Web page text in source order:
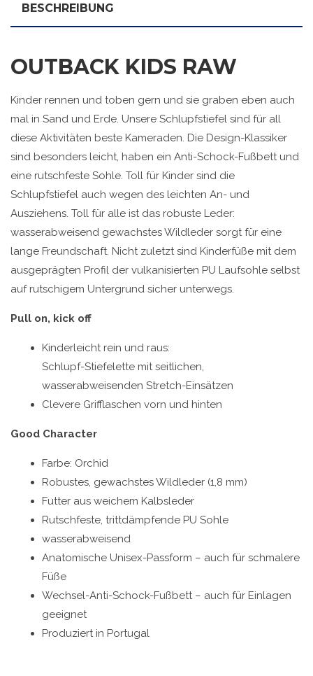
BESCHREIBUNG
OUTBACK KIDS RAW
Kinder rennen und toben gern und sie graben eben auch
mal in Sand und Erde. Unsere Schlupfstiefel sind für all
diese Aktivitäten beste Kameraden. Die Design-Klassiker
sind besonders leicht, haben ein Anti-Schock-Fußbett und
eine rutschfeste Sohle. Toll für Kinder sind die
Schlupfstiefel auch wegen des leichten An- und
Ausziehens. Toll für alle ist das robuste Leder:
wasserabweisend gewachstes Wildleder sorgt für eine
lange Freundschaft. Nicht zuletzt sind Kinderfüße mit dem
ausgeprägten Profil der vulkanisierten PU Laufsohle selbst
auf rutschigem Untergrund sicher unterwegs.
Pull on, kick off
Kinderleicht rein und raus:
Schlupf-Stiefelette mit seitlichen,
wasserabweisenden Stretch-Einsätzen
Clevere Grifflaschen vorn und hinten
Good Character
Farbe: Orchid
Robustes, gewachstes Wildleder (1,8 mm)
Futter aus weichem Kalbsleder
Rutschfeste, trittdämpfende PU Sohle
wasserabweisend
Anatomische Unisex-Passform – auch für schmalere
Füße
Wechsel-Anti-Schock-Fußbett – auch für Einlagen
geeignet
Produziert in Portugal